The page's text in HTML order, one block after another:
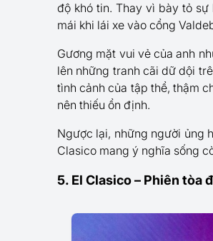
độ khó tin. Thay vì bày tỏ
mái khi lái xe vào cổng
Gương mặt vui vẻ của anh
lên những tranh cãi dữ dội
tình cảnh của tập thể, thậm
nên thiếu ổn định.
Ngược lại, những người ủng
Clasico mang ý nghĩa sống
5. El Clasico – Phiên tòa